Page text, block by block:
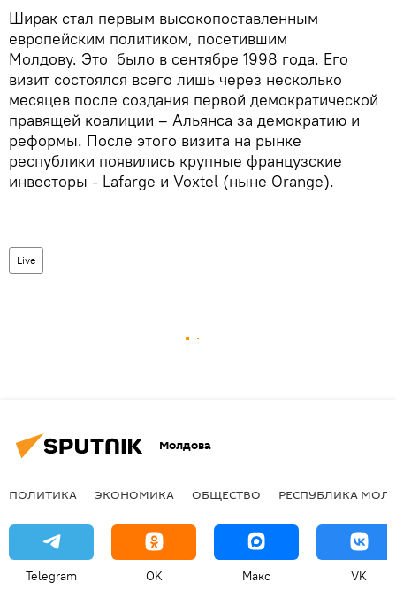
Ширак стал первым высокопоставленным
европейским политиком, посетившим
Молдову. Это было в сентябре 1998 года. Его
визит состоялся всего лишь через несколько
месяцев после создания первой демократической
правящей коалиции – Альянса за демократию и
реформы. После этого визита на рынке
республики появились крупные французские
инвесторы - Lafarge и Voxtel (ныне Orange).
Live
Молдова
ПОЛИТИКА ЭКОНОМИКА ОБЩЕСТВО РЕСПУБЛИКА
Telegram OK Макс VK